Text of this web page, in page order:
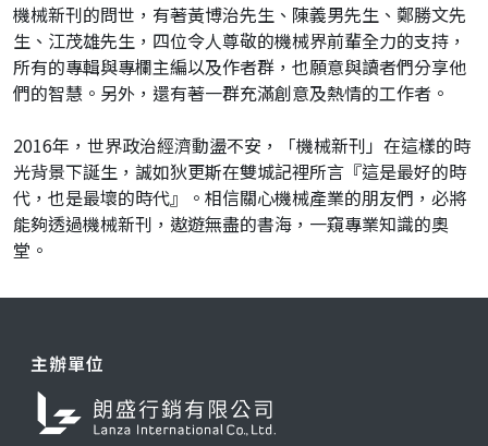
機械新刊的問世，有著黃博治先生、陳義男先生、鄭勝文先
生、江茂雄先生，四位令人尊敬的機械界前輩全力的支持，
所有的專輯與專欄主編以及作者群，也願意與讀者們分享他
們的智慧。另外，還有著一群充滿創意及熱情的工作者。
2016年，世界政治經濟動盪不安，「機械新刊」在這樣的時
光背景下誕生，誠如狄更斯在雙城記裡所言『這是最好的時
代，也是最壞的時代』。相信關心機械產業的朋友們，必將
能夠透過機械新刊，遨遊無盡的書海，一窺專業知識的奧
堂。
主辦單位